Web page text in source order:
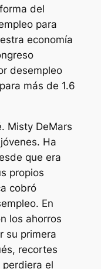
del
para
economía
desempleo
más de 1.6
Misty DeMars
Ha
que era
propios
cobró
En
los ahorros
su primera
recortes
el